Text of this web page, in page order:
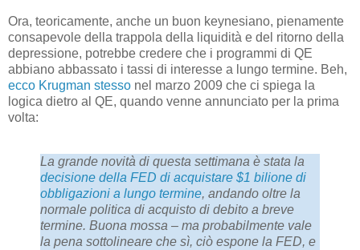
Ora, teoricamente, anche un buon keynesiano, pienamente
consapevole della trappola della liquidità e del ritorno della
depressione, potrebbe credere che i programmi di QE
abbiano abbassato i tassi di interesse a lungo termine. Beh,
ecco Krugman stesso nel marzo 2009 che ci spiega la
logica dietro al QE, quando venne annunciato per la prima
volta:
La grande novità di questa settimana è stata la
decisione della FED di acquistare $1 bilione di
obbligazioni a lungo termine, andando oltre la
normale politica di acquisto di debito a breve
termine. Buona mossa – ma probabilmente vale
la pena sottolineare che sì, ciò espone la FED, e